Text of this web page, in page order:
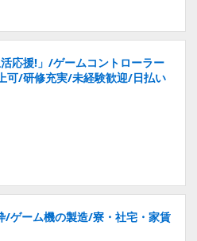
応援!」/ゲームコントローラー
可/研修充実/未経験歓迎/日払い
/ゲーム機の製造/寮・社宅・家賃